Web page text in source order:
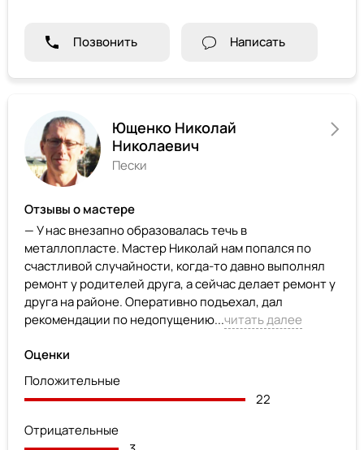
Позвонить Написать
Ющенко Николай
Николаевич
Пески
Отзывы о мастере
— У нас внезапно образовалась течь в
металлопласте. Мастер Николай нам попался по
счастливой случайности, когда-то давно выполнял
ремонт у родителей друга, а сейчас делает ремонт у
друга на районе. Оперативно подъехал, дал
рекомендации по недопущению...читать далее
Оценки
Положительные
22
Отрицательные